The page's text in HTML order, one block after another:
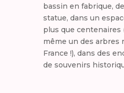
bassin en fabrique,
statue, dans un
plus que centenaires
même un des arbres
France !), dans des
de souvenirs